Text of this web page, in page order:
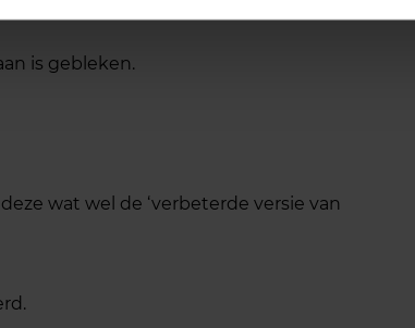
is gebleken.
wat wel de ‘verbeterde versie van